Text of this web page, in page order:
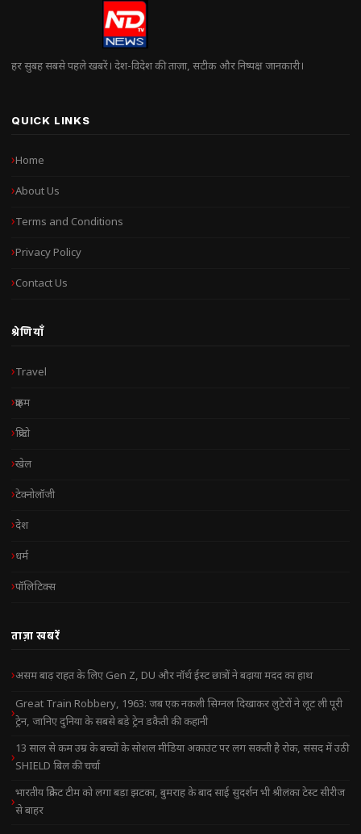
हर सुबह सबसे पहले खबरें। देश-विदेश की ताज़ा, सटीक और निष्पक्ष जानकारी।
QUICK LINKS
Home
About Us
Terms and Conditions
Privacy Policy
Contact Us
श्रेणियाँ
Travel
क्राइम
क्रिप्टो
खेल
टेक्नोलॉजी
देश
धर्म
पॉलिटिक्स
ताज़ा खबरें
असम बाढ़ राहत के लिए Gen Z, DU और नॉर्थ ईस्ट छात्रों ने बढ़ाया मदद का हाथ
Great Train Robbery, 1963: जब एक नकली सिग्नल दिखाकर लुटेरों ने लूट ली पूरी
ट्रेन, जानिए दुनिया के सबसे बड़े ट्रेन डकैती की कहानी
13 साल से कम उम्र के बच्चों के सोशल मीडिया अकाउंट पर लग सकती है रोक, संसद में उठी
SHIELD बिल की चर्चा
भारतीय क्रिकेट टीम को लगा बड़ा झटका, बुमराह के बाद साई सुदर्शन भी श्रीलंका टेस्ट सीरीज
से बाहर